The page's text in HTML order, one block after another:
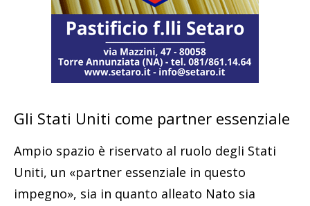
Gli Stati Uniti come partner essenziale
Ampio spazio è riservato al ruolo degli Stati
Uniti, un «partner essenziale in questo
impegno», sia in quanto alleato Nato sia